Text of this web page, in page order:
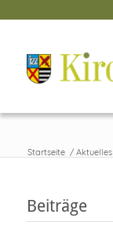
Startseite / Aktuelles
Beiträge